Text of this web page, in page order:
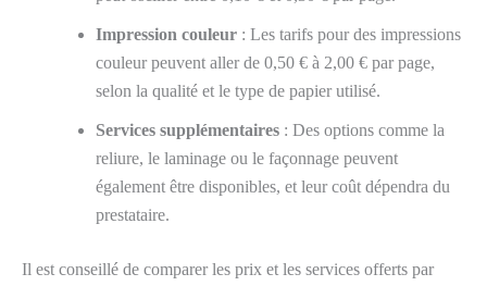
Impression couleur : Les tarifs pour des impressions
couleur peuvent aller de 0,50 € à 2,00 € par page,
selon la qualité et le type de papier utilisé.
Services supplémentaires : Des options comme la
reliure, le laminage ou le façonnage peuvent
également être disponibles, et leur coût dépendra du
prestataire.
Il est conseillé de comparer les prix et les services offerts par